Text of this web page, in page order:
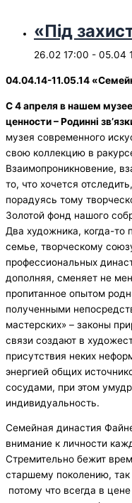
«Під
26.02 17:00 - 05.04
04.04.14-11.05.14
С 4 апреля в нашем
ценности – Родинні зв
музея современного
свою коллекцию в
Взаимопроникновение,
то, что хочется
порадуясь тому
Золотой фонд нашого
Два художника, когда-
семье, творческому
профессиональных
дополняя, сменяет не
пропитанное опытом
полученными
мастерских» – законы
связи создают в
присутствия неких
энергией общих
сосудами, при этом
индивидуальность.
Семейная династия
внимание к личности
Стремительно бежит
старшему поколению,
потому что всегда в